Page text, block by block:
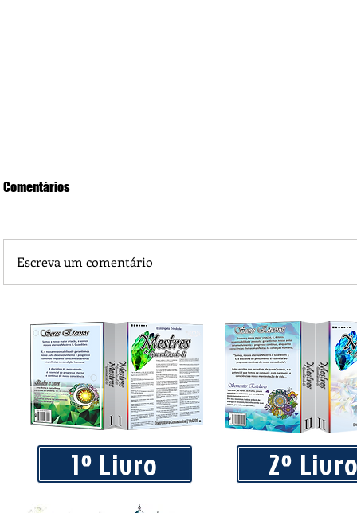
Praça 04 de Julho recebe novos equipamentos de
livre
Comentários
Escreva um comentário
1º Livro 2º